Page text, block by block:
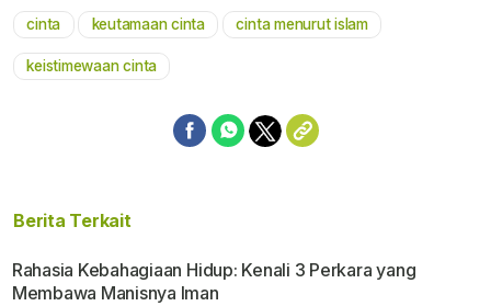
cinta keutamaan cinta cinta menurut islam
keistimewaan cinta
Berita Terkait
Rahasia Kebahagiaan Hidup: Kenali 3 Perkara yang
Membawa Manisnya Iman